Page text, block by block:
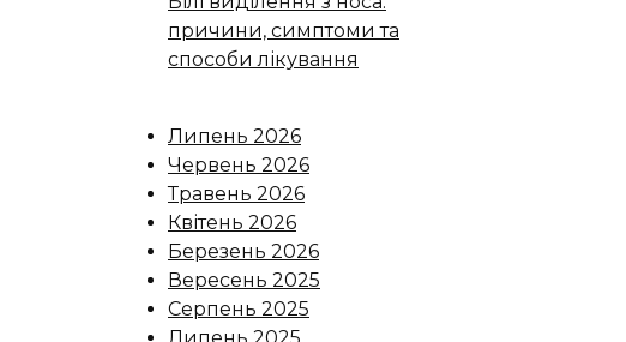
причини, симптоми та
способи лікування
Липень 2026
Червень 2026
Травень 2026
Квітень 2026
Березень 2026
Вересень 2025
Серпень 2025